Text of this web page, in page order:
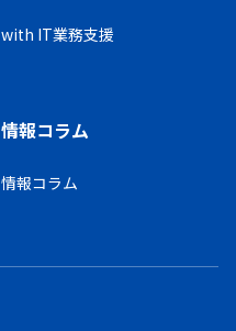
with IT業務支援
情報コラム
情報コラム